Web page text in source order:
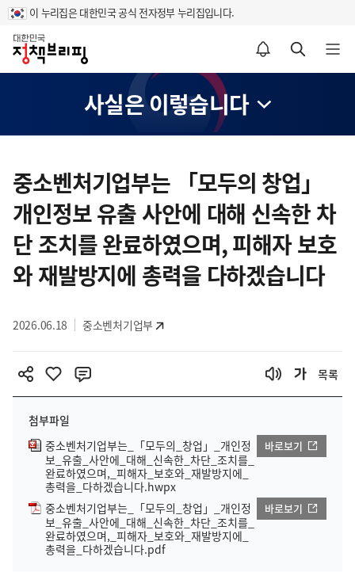
이 누리집은 대한민국 공식 전자정부 누리집입니다.
홈
알림설정 바로가기 검색 바로가기 메뉴 열기
사실은 이렇습니다
텐
츠
영
역
중소벤처기업부는 「모두의 창업」
개인정보 유출 사안에 대해 신속한 차
단 조치를 완료하였으며, 피해자 보호
와 재발방지에 총력을 다하겠습니다
2026.06.18 중소벤처기업부
목록
첨부파일
중소벤처기업부는_「모두의_창업」_개인정
보_유출_사안에_대해_신속한_차단_조치를_
완료하였으며,_피해자_보호와_재발방지에_
총력을_다하겠습니다.hwpx
바로보기
중소벤처기업부는_「모두의_창업」_개인정
보_유출_사안에_대해_신속한_차단_조치를_
완료하였으며,_피해자_보호와_재발방지에_
총력을_다하겠습니다.pdf
바로보기